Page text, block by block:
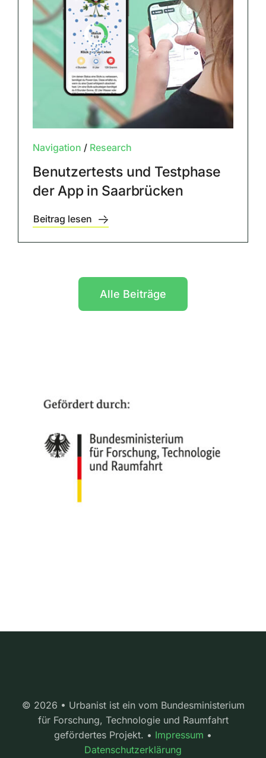
Navigation / Research
Benutzertests und Testphase
der App in Saarbrücken
Beitrag lesen
Alle Beiträge
© 2026 • Urbanist ist ein vom Bundesministerium
für Forschung, Technologie und Raumfahrt
gefördertes Projekt. • Impressum •
Datenschutzerklärung